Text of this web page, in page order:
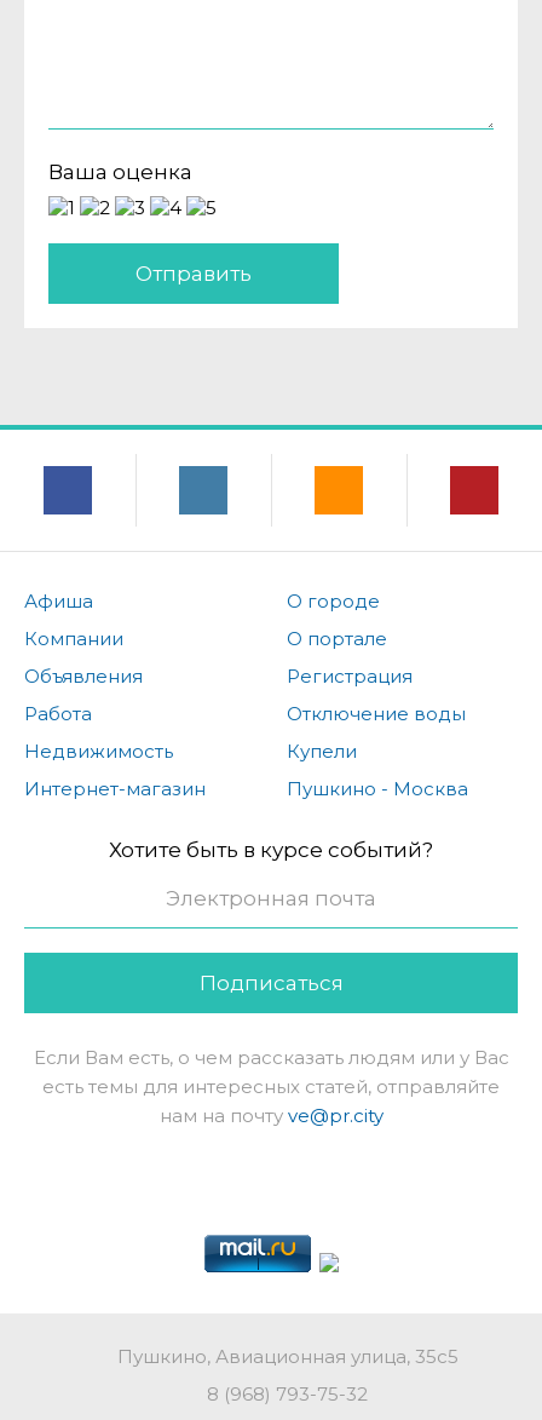
Ваша оценка
Отправить
Афиша
Компании
Объявления
Работа
Недвижимость
Интернет-магазин
О городе
О портале
Регистрация
Отключение воды
Купели
Пушкино - Москва
Хотите быть в курсе событий?
Подписаться
Если Вам есть, о чем рассказать людям или у Вас
есть темы для интересных статей, отправляйте
нам на почту ve@pr.city
Пушкино, Авиационная улица, 35с5
8 (968) 793-75-32